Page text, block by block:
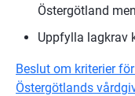
Östergötland
Uppfylla lagkrav
Beslut om kriterier
Östergötlands